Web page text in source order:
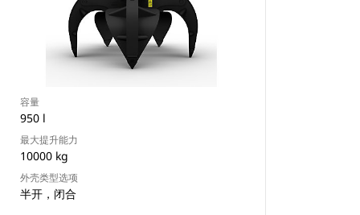
容量
950 l
最大提升能力
10000 kg
外壳类型选项
半开，闭合